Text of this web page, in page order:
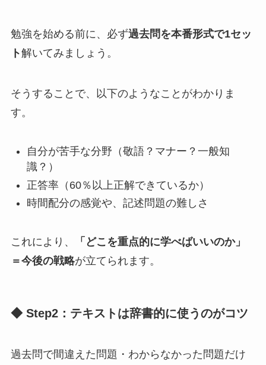
勉強を始める前に、必ず過去問を本番形式で1セッ
ト解いてみましょう。
そうすることで、以下のようなことがわかりま
す。
自分が苦手な分野（敬語？マナー？一般知
識？）
正答率（60％以上正解できているか）
時間配分の感覚や、記述問題の難しさ
これにより、
「どこを重点的に学べばいいのか」
＝今後の戦略が立てられます。
◆ Step2：テキストは辞書的に使うのがコツ
過去問で間違えた問題・わからなかった問題だけ